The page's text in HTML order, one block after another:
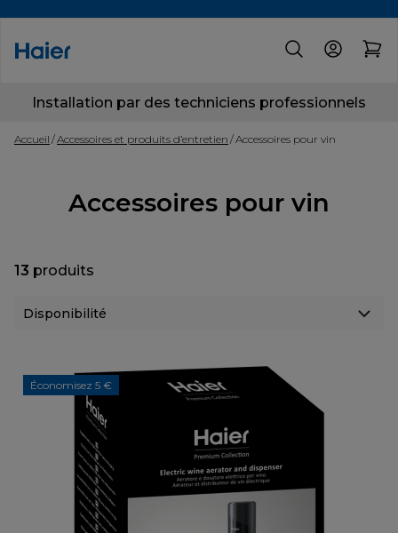
Installation par des techniciens professionnels
Accueil Accessoires et produits d’entretien Accessoires pour vin
Accessoires pour vin
13 produits
Économisez 5 €